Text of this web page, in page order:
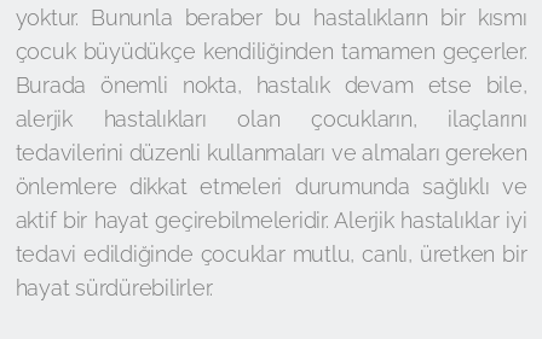
yoktur. Bununla beraber bu hastalıkların bir kısmı
çocuk büyüdükçe kendiliğinden tamamen geçerler.
Burada önemli nokta, hastalık devam etse bile,
alerjik hastalıkları olan çocukların, ilaçlarını
tedavilerini düzenli kullanmaları ve almaları gereken
önlemlere dikkat etmeleri durumunda sağlıklı ve
aktif bir hayat geçirebilmeleridir. Alerjik hastalıklar iyi
tedavi edildiğinde çocuklar mutlu, canlı, üretken bir
hayat sürdürebilirler.